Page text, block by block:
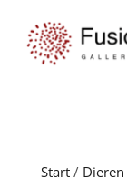
Start/ Dieren